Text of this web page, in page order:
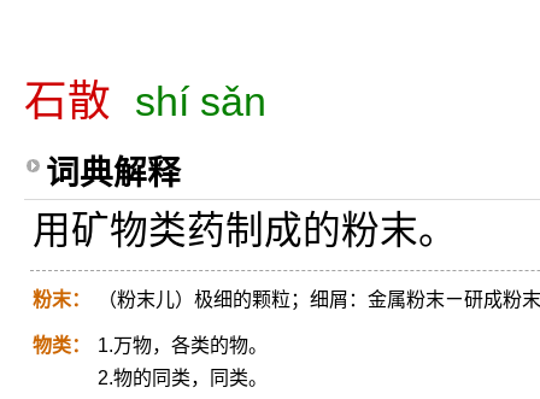
石散 shí sǎn
词典解释
用矿物类药制成的粉末。
粉末： （粉末儿）极细的颗粒；细屑：金属粉末ㄧ研成粉
物类：
1.万物，各类的物。
2.物的同类，同类。